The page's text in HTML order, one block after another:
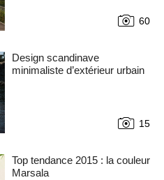
60
Design scandinave
minimaliste d’extérieur urbain
15
Top tendance 2015 : la couleur
Marsala